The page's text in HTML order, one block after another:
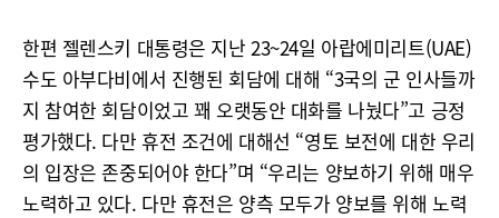
한편 젤렌스키 대통령은 지난 23~24일 아랍에미리트(UAE)
수도 아부다비에서 진행된 회담에 대해 “3국의 군 인사들까
지 참여한 회담이었고 꽤 오랫동안 대화를 나눴다”고 긍정
평가했다. 다만 휴전 조건에 대해선 “영토 보전에 대한 우리
의 입장은 존중되어야 한다”며 “우리는 양보하기 위해 매우
노력하고 있다. 다만 휴전은 양측 모두가 양보를 위해 노력